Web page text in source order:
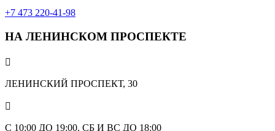
+7 473 220-41-98
НА ЛЕНИНСКОМ ПРОСПЕКТЕ

ЛЕНИНСКИЙ ПРОСПЕКТ, 30

С 10:00 ДО 19:00. СБ И ВС ДО 18:00